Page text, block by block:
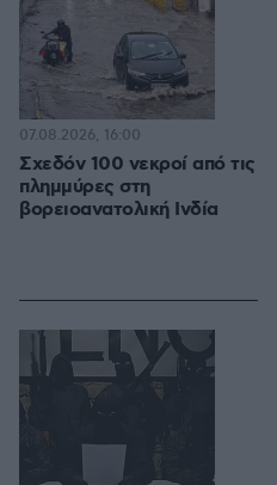
Σχεδόν 100 νεκροί από τις
πλημμύρες στη
βορειοανατολική Ινδία
07.08.2026, 16:00